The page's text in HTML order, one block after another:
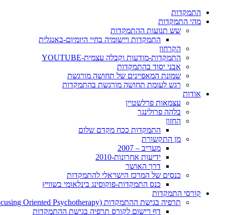
התמקדות
מהי התמקדות
שש תנועות ההתמקדות
התמקדות ויישומיה בחיי היומיום-באנגלית
הקרחון
התמקדות-מודעות וקבלה עצמית-YOUTUBE
אבני יסוד בהתמקדות
שמונת המאפיינים של תחושה מורגשת
רגש לעומת תחושה מורגשת בהתמקדות
אודות
עצמאות פרלשטיין
בלהה פרולינגר
החזון
התמקדות ככח מקדם שלום
מן התקשורת
מעריב – 2007
ידיעות אחרונות-2010
דרך האושר
כנסים של המרכז הישראלי להתמקדות
כנס התמקדות-פוקוסינג בינלאומי בשוויץ
קורסי התמקדות
תרפיה בגישת ההתמקדות (Focusing Oriented Psychotherapy)
דף רישום לקורס תרפיה בגישת ההתמקדות